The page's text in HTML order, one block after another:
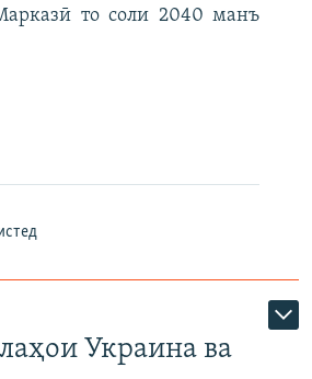
то соли 2040 манъ
Украина ва